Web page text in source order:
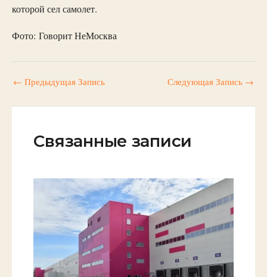
которой сел самолет.
Фото: Говорит НеМосква
← Предыдущая Запись Следующая Запись →
Связанные записи